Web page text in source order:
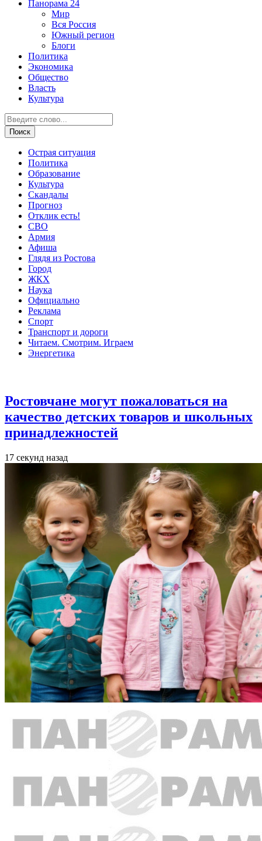
Панорама 24
Мир
Вся Россия
Южный регион
Блоги
Политика
Экономика
Общество
Власть
Культура
Острая ситуация
Политика
Образование
Культура
Скандалы
Прогноз
Отклик есть!
СВО
Армия
Афиша
Глядя из Ростова
Город
ЖКХ
Наука
Официально
Реклама
Спорт
Транспорт и дороги
Читаем. Смотрим. Играем
Энергетика
Ростовчане могут пожаловаться на
качество детских товаров и школьных
принадлежностей
17 секунд назад